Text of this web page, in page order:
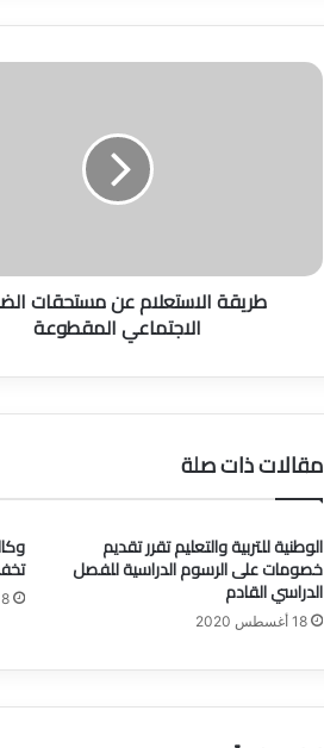
ط
س
ا
م
س
ح
ق
ا
ت
ا
طريقة
مقالات ذات صلة
الوطنية للتربية والتعليم تقرر تقديم
خصومات على الرسوم الدراسية للفصل
الدراسي القادم
18 أغسطس 2020
تخفض
18